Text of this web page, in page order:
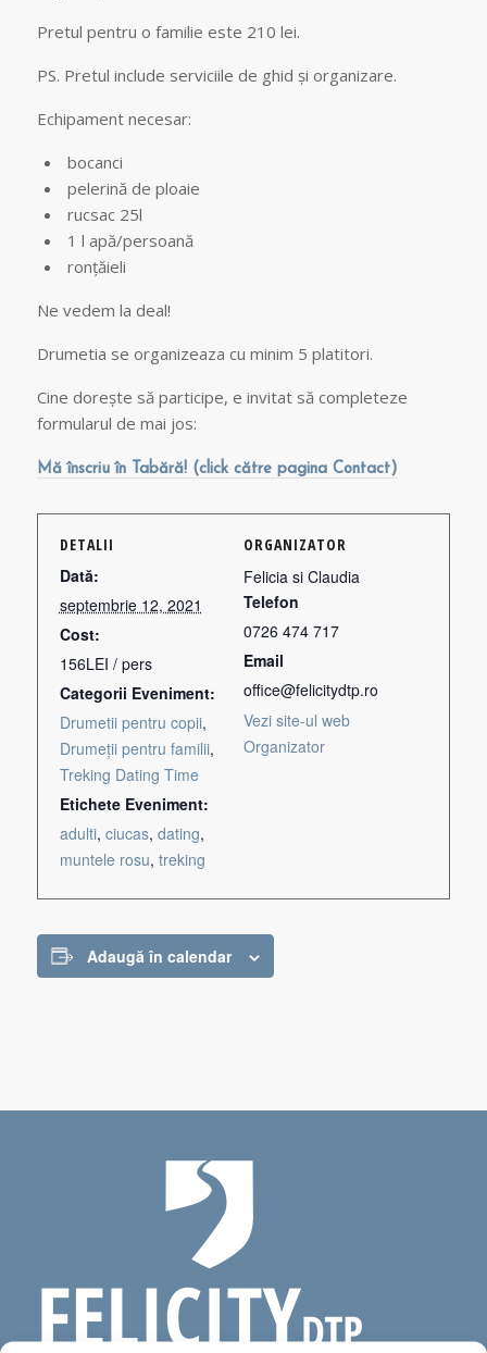
Pretul pentru o familie este 210 lei.
PS. Pretul include serviciile de ghid și organizare.
Echipament necesar:
bocanci
pelerină de ploaie
rucsac 25l
1 l apă/persoană
ronțăieli
Ne vedem la deal!
Drumetia se organizeaza cu minim 5 platitori.
Cine dorește să participe, e invitat să completeze
formularul de mai jos:
Mă înscriu în Tabără! (click către pagina Contact)
DETALII
Dată:
septembrie 12, 2021
Cost:
156LEI / pers
Categorii Eveniment:
Drumetii pentru copii,
Drumeții pentru familii,
Treking Dating Time
Etichete Eveniment:
adulti, ciucas, dating,
muntele rosu, treking
ORGANIZATOR
Felicia si Claudia
Telefon
0726 474 717
Email
office@felicitydtp.ro
Vezi site-ul web
Organizator
Adaugă în calendar